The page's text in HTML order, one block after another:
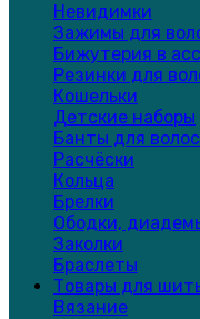
Невидимки
Зажимы для
Бижутерия в
Резинки для
Кошельки
Детские наборы
Банты для волос
Расчёски
Кольца
Брелки
Ободки,
Заколки
Браслеты
Товары для
Вязание